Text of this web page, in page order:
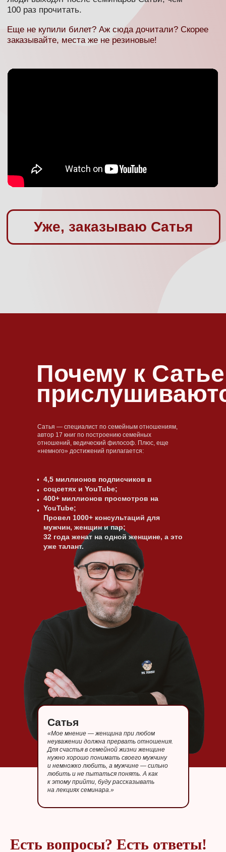
Сатья — специалист по семейным отношениям,
автор 17 книг по построению семейных
отношений, ведический философ. Плюс, еще
«немного» достижений прилагается:
Почему к Сатье
4,5 миллионов подписчиков в
соцсетях и YouTube;
400+ миллионов просмотров на
YouTube;
Провел 1000+ консультаций для
мужчин, женщин и пар;
32 года женат на одной женщине, а это
уже талант.
«Мое мнение — женщина при любом
неуважении должна прервать отношения.
Для счастья в семейной жизни женщине
нужно хорошо понимать своего мужчину
и немножко любить, а мужчине — сильно
любить и не пытаться понять. А как
к этому прийти, буду рассказывать
на лекциях семинара.»
Сатья
Есть вопросы? Есть ответы!